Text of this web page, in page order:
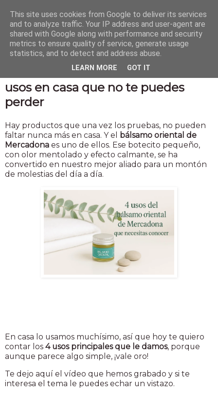
Bálsamo oriental de Mercadona: 4
usos en casa que no te puedes
perder
Hay productos que una vez los pruebas, no pueden
faltar nunca más en casa. Y el bálsamo oriental de
Mercadona es uno de ellos. Ese botecito pequeño,
con olor mentolado y efecto calmante, se ha
convertido en nuestro mejor aliado para un montón
de molestias del día a día.
En casa lo usamos muchísimo, así que hoy te quiero
contar los 4 usos principales que le damos, porque
aunque parece algo simple, ¡vale oro!
Te dejo aquí el vídeo que hemos grabado y si te
interesa el tema le puedes echar un vistazo.
This site uses cookies from Google to deliver its services
and to analyze traffic. Your IP address and user-agent are
shared with Google along with performance and security
metrics to ensure quality of service, generate usage
statistics, and to detect and address abuse.
LEARN MORE GOT IT